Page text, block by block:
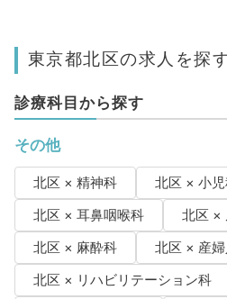
東京都北区の求人を探
診療科目から探す
その他
北区 × 精神科
北区 × 小
北区 × 耳鼻咽喉科
北区 ×
北区 × 麻酔科
北区 × 産
北区 × リハビリテーション科